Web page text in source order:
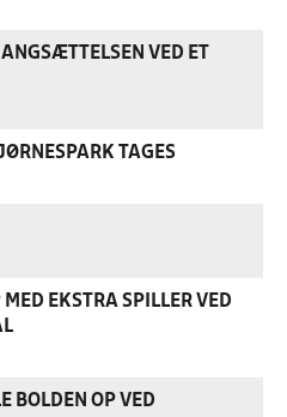
VED ET
TAGES
MED EKSTRA SPILLER VED
BOLDEN OP VED